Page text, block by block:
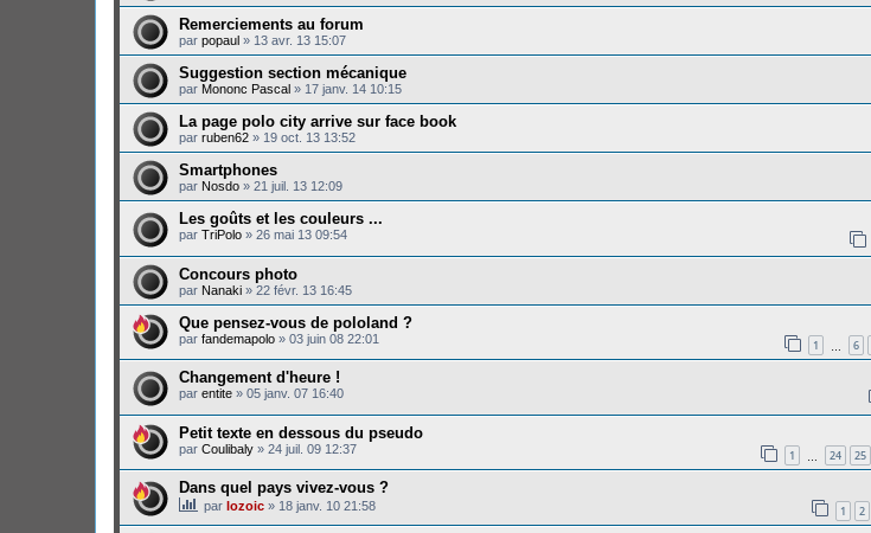
Remerciements au forum
par popaul » 13 avr. 13 15:07
Suggestion section mécanique
par Mononc Pascal » 17 janv. 14 10:15
La page polo city arrive sur face book
par ruben62 » 19 oct. 13 13:52
Smartphones
par Nosdo » 21 juil. 13 12:09
Les goûts et les couleurs ...
par TriPolo » 26 mai 13 09:54
Concours photo
par Nanaki » 22 févr. 13 16:45
Que pensez-vous de pololand ?
par fandemapolo » 03 juin 08 22:01 1 6
Changement d'heure !
par entite » 05 janv. 07 16:40
Petit texte en dessous du pseudo
par Coulibaly » 24 juil. 09 12:37 1 24 25
Dans quel pays vivez-vous ?
par lozoic » 18 janv. 10 21:58 1 2